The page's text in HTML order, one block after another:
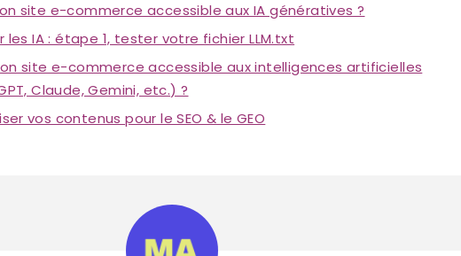
site e-commerce accessible aux IA génératives ?
IA : étape 1, tester votre fichier LLM.txt
site e-commerce accessible aux intelligences artificielles
Claude, Gemini, etc.) ?
vos contenus pour le SEO & le GEO